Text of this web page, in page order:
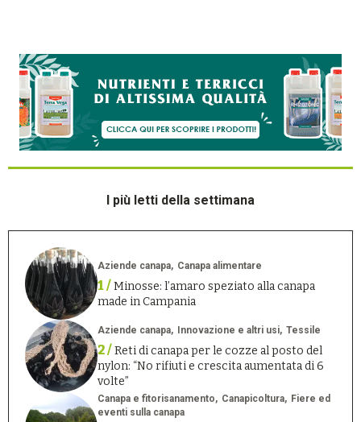
I più letti della settimana
Aziende canapa Canapa alimentare
1 /Minosse: l’amaro speziato alla canapa
made in Campania
Aziende canapa Innovazione e altri usi Tessile
2 /Reti di canapa per le cozze al posto del
nylon: “No rifiuti e crescita aumentata di 6
volte”
Canapa e fitorisanamento Canapicoltura
Fiere ed
eventi sulla canapa